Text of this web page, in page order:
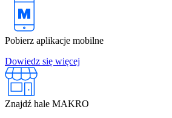
Pobierz aplikacje mobilne
Dowiedz się więcej
Znajdź hale MAKRO